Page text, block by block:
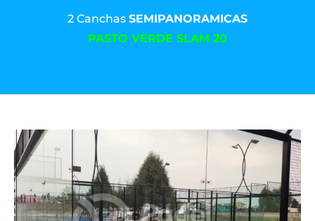
2 Canchas SEMIPANORAMICAS
PASTO VERDE SLAM 20